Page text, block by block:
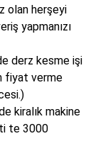
olan herşeyi
yapmanızı
derz kesme işi
fiyat verme
kiralık makine
te 3000